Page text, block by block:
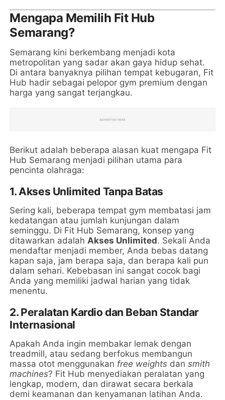
Mengapa Memilih Fit Hub
Semarang?
Semarang kini berkembang menjadi kota
metropolitan yang sadar akan gaya hidup sehat.
Di antara banyaknya pilihan tempat kebugaran, Fit
Hub hadir sebagai pelopor gym premium dengan
harga yang sangat terjangkau.
Berikut adalah beberapa alasan kuat mengapa Fit
Hub Semarang menjadi pilihan utama para
pencinta olahraga:
1. Akses Unlimited Tanpa Batas
Sering kali, beberapa tempat gym membatasi jam
kedatangan atau jumlah kunjungan dalam
seminggu. Di Fit Hub Semarang, konsep yang
ditawarkan adalahAkses Unlimited. Sekali Anda
mendaftar menjadi member, Anda bebas datang
kapan saja, jam berapa saja, dan berapa kali pun
dalam sehari. Kebebasan ini sangat cocok bagi
Anda yang memiliki jadwal harian yang tidak
menentu.
2. Peralatan Kardio dan Beban Standar
Internasional
Apakah Anda ingin membakar lemak dengan
treadmill, atau sedang berfokus membangun
massa otot menggunakan free weights dansmith
machines? Fit Hub menyediakan peralatan yang
lengkap, modern, dan dirawat secara berkala
demi keamanan dan kenyamanan latihan Anda.